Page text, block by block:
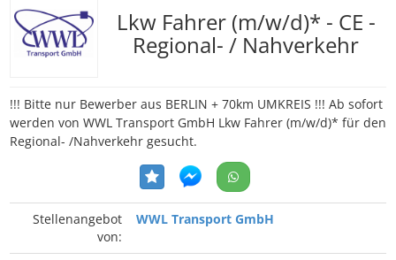
Lkw Fahrer (m/w/d)* - CE -
Regional- / Nahverkehr
!!! Bitte nur Bewerber aus BERLIN + 70km UMKREIS !!! Ab sofort
werden von WWL Transport GmbH Lkw Fahrer (m/w/d)* für den
Regional- /Nahverkehr gesucht.
Stellenangebot
von:
WWL Transport GmbH